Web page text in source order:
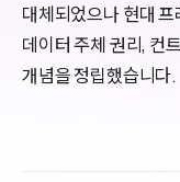
대체되었으나 현대
데이터 주체 권리, 컨
개념을 정립했습니다.